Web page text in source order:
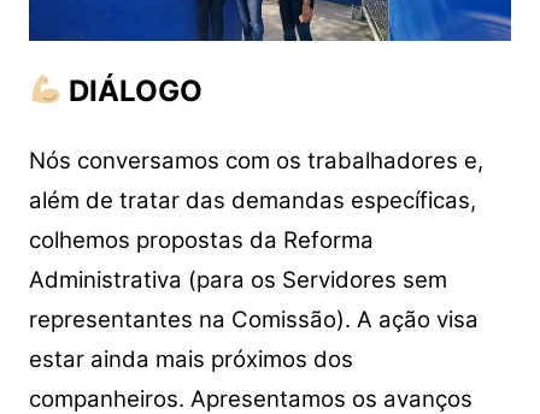
DIÁLOGO
Nós conversamos com os trabalhadores e,
além de tratar das demandas específicas,
colhemos propostas da Reforma
Administrativa (para os Servidores sem
representantes na Comissão). A ação visa
estar ainda mais próximos dos
companheiros. Apresentamos os avanços